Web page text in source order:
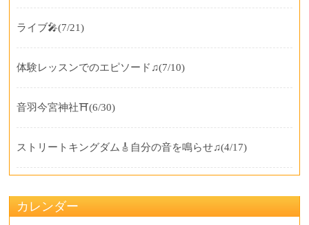
ライブ🎤(7/21)
体験レッスンでのエピソード♫(7/10)
音羽今宮神社⛩️(6/30)
ストリートキングダム🎸自分の音を鳴らせ♫(4/17)
カレンダー